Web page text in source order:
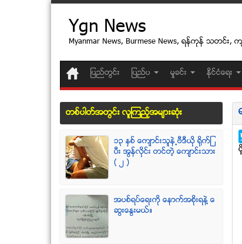
Ygn News
Myanmar News, Burmese News, ရန္ကုန္ သတင္း, က်
ျပည္တြင္း ျပည္ပ မႈခင္း ႏုိင္ငံေရး
တစ္ပါတ္အတြင္း လူၾကည့္အမ်ားဆံုး
၁၃ ႏွစ္ ေက်ာင္းသူနဲ႕ဗီဒီယို ရိုက္ျ
ပီး အြန္လိုင္း တင္တဲ့ ေက်ာင္းသား
( ၂ )
အပစ္ရပ္ေရးကို ေနာက္အစိုးရနဲ႔ ေ
ဆြးေႏြးမယ္။